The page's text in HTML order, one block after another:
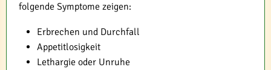
folgende Symptome zeigen:
Erbrechen und Durchfall
Appetitlosigkeit
Lethargie oder Unruhe